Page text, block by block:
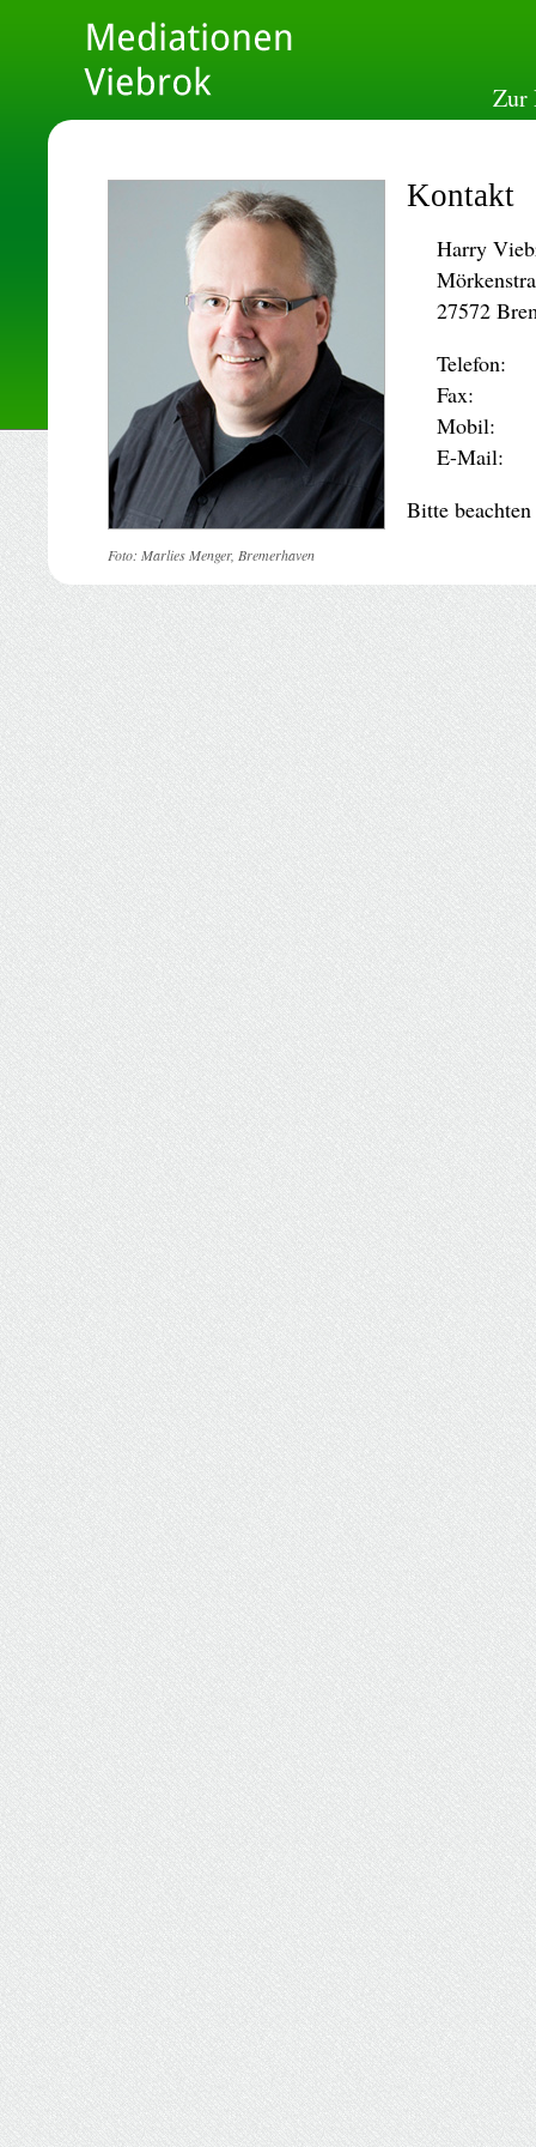
Zur
Foto: Marlies Menger, Bremerhaven
Kontakt
Harry
27572
Telefon:
Fax:
Mobil:
E-Mail:
Bitte